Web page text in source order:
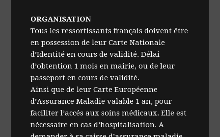
ORGANISATION
Tous les ressortissants français doivent être
en possession de leur Carte Nationale
d’Identité en cours de validité. Délai
d’obtention 1 mois en mairie, ou de leur
passeport en cours de validité.
Ainsi que de leur Carte Européenne
d’Assurance Maladie valable 1 an, pour
faciliter l’accés aux soins médicaux. Elle est
nécessaire en cas d’hospitalisation. A